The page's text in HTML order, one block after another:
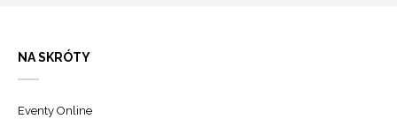
NA SKRÓTY
Eventy Online